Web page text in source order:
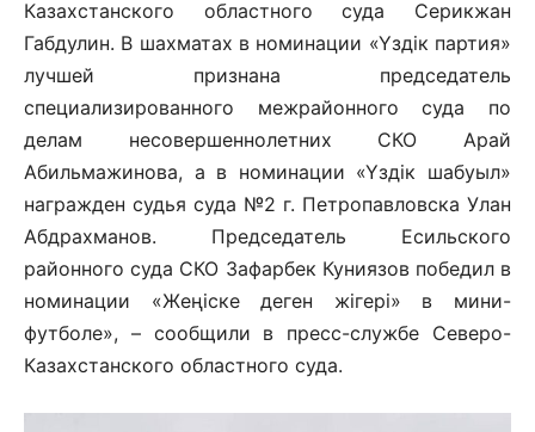
Казахстанского областного суда Серикжан
Габдулин. В шахматах в номинации «Үздік партия»
лучшей признана председатель
специализированного межрайонного суда по
делам несовершеннолетних СКО Арай
Абильмажинова, а в номинации «Үздік шабуыл»
награжден судья суда №2 г. Петропавловска Улан
Абдрахманов. Председатель Есильского
районного суда СКО Зафарбек Куниязов победил в
номинации «Жеңіске деген жігері» в мини-
футболе», – сообщили в пресс-службе Северо-
Казахстанского областного суда.